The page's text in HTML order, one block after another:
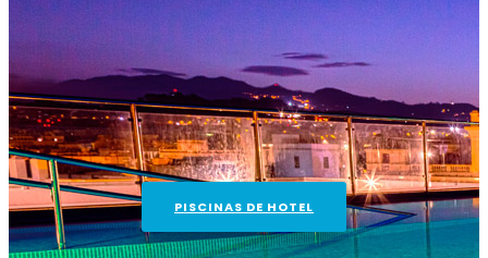
PISCINAS DE HOTEL